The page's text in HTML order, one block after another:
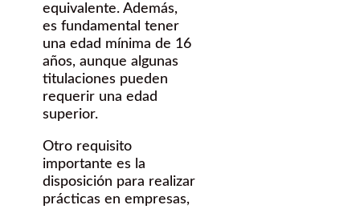
equivalente. Además,
es fundamental tener
una edad mínima de 16
años, aunque algunas
titulaciones pueden
requerir una edad
superior.
Otro requisito
importante es la
disposición para realizar
prácticas en empresas,